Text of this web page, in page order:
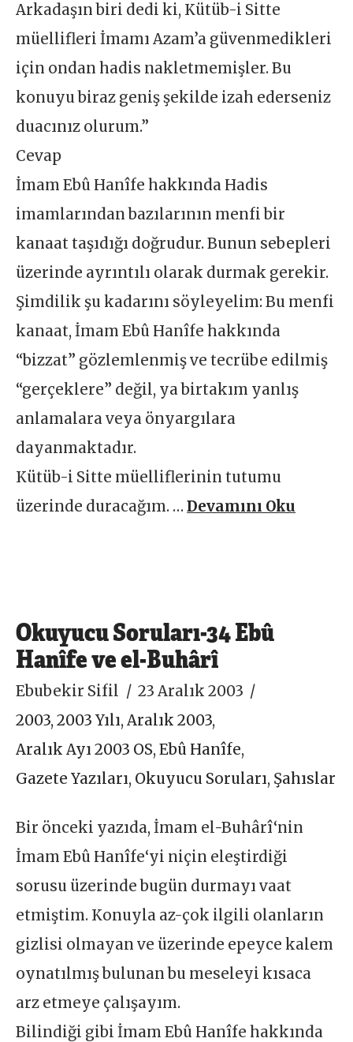
Arkadaşın biri dedi ki, Kütüb-i Sitte
müellifleri İmamı Azam’a güvenmedikleri
için ondan hadis nakletmemişler. Bu
konuyu biraz geniş şekilde izah ederseniz
duacınız olurum.”
Cevap
İmam Ebû Hanîfe hakkında Hadis
imamlarından bazılarının menfi bir
kanaat taşıdığı doğrudur. Bunun sebepleri
üzerinde ayrıntılı olarak durmak gerekir.
Şimdilik şu kadarını söyleyelim: Bu menfi
kanaat, İmam Ebû Hanîfe hakkında
“bizzat” gözlemlenmiş ve tecrübe edilmiş
“gerçeklere” değil, ya birtakım yanlış
anlamalara veya önyargılara
dayanmaktadır.
Kütüb-i Sitte müelliflerinin tutumu
üzerinde duracağım. …Devamını Oku
Okuyucu Soruları-34 Ebû
Hanîfe ve el-Buhârî
Ebubekir Sifil
23 Aralık 2003
2003,2003 Yılı,Aralık 2003,
Aralık Ayı 2003 OS,Ebû Hanîfe,
Gazete Yazıları, Okuyucu Soruları, Şahıslar
Bir önceki yazıda, İmam el-Buhârî‘nin
İmam Ebû Hanîfe‘yi niçin eleştirdiği
sorusu üzerinde bugün durmayı vaat
etmiştim. Konuyla az-çok ilgili olanların
gizlisi olmayan ve üzerinde epeyce kalem
oynatılmış bulunan bu meseleyi kısaca
arz etmeye çalışayım.
Bilindiği gibi İmam Ebû Hanîfe hakkında